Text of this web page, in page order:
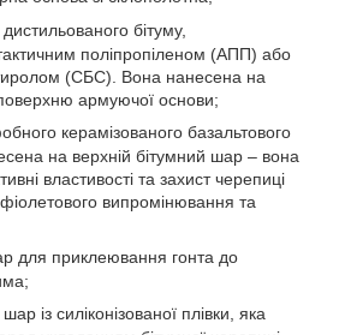
бітуму,
поліпропіленом (АПП) або
(СБС). Вона нанесена на
армуючої основи;
керамізованого базальтового
на верхній бітумний шар – вона
властивості та захист черепиці
випромінювання та
для приклеювання гонта до
із силіконізованої плівки, яка